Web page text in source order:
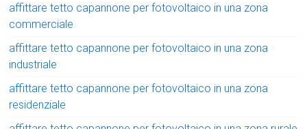
affittare tetto capannone per fotovoltaico in una zona
commerciale
affittare tetto capannone per fotovoltaico in una zona
industriale
affittare tetto capannone per fotovoltaico in una zona
residenziale